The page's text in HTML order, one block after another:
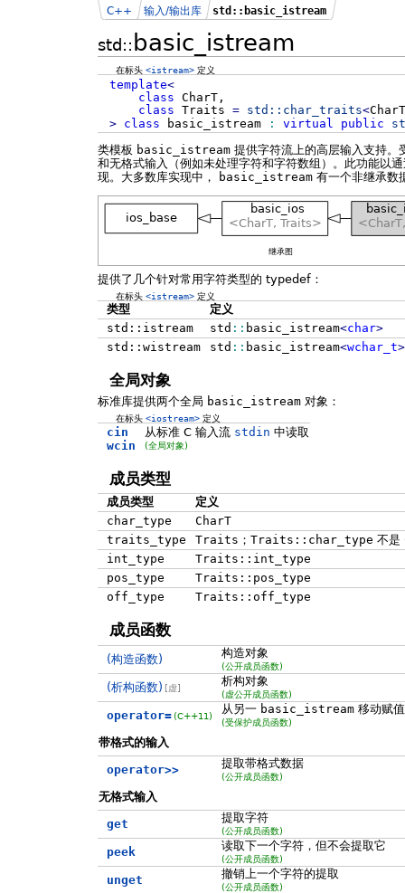
std:: basic_istream
C++ 输入/输出库 std::basic_istream
在标头<istream> 定义
template<
class CharT,
class Traits = std:: char_traits<CharT
>
class basic_istream : virtual public
类模板 basic_istream 提供字符流上的高层输入支持。
和无格式输入（例如未处理字符和字符数组）。此功能以
现。大多数库实现中，
basic_istream 有一个非继承数
继承图
提供了几个针对常用字符类型的 typedef：
在标头<istream> 定义
类型
定义
std::istream
std :: basic_istream<char>
std::wistream
std :: basic_istream<wchar_t>
全局对象
标准库提供两个全局 basic_istream 对象：
在标头<iostream> 定义
cin
wcin
从标准 C 输入流 stdin 中读取
(全局对象)
成员类型
成员类型
定义
char_type
CharT
traits_type
Traits ； Traits::char_type 不是
int_type
Traits::int_type
pos_type
Traits::pos_type
off_type
Traits::off_type
成员函数
(构造函数) 构造对象
(公开成员函数)
(析构函数) [虚] 析构对象
(虚公开成员函数)
operator= (C++11) 从另一 basic_istream移动赋值
(受保护成员函数)
带格式的输入
operator>>
提取带格式数据
(公开成员函数)
无格式输入
get
提取字符
(公开成员函数)
peek 读取下一个字符，但不会提取它
(公开成员函数)
unget 撤销上一个字符的提取
(公开成员函数)